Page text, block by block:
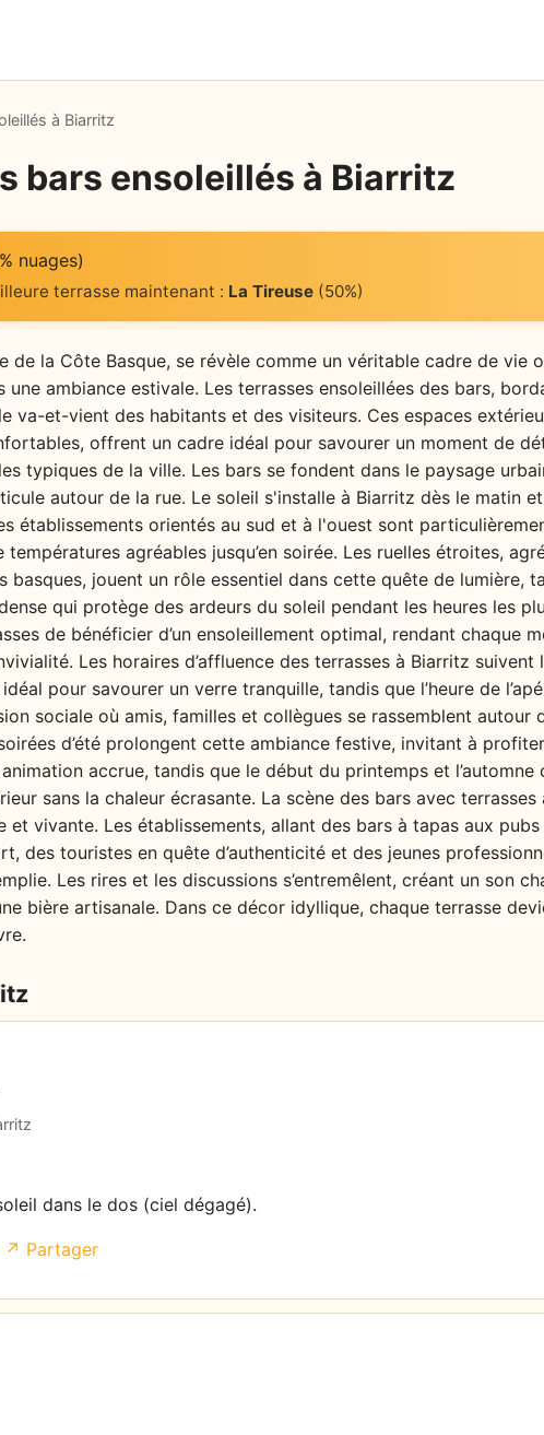
à Biarritz
bars ensoleillés à Biarritz
nuages)
terrasse maintenant : La Tireuse(50%)
de la Côte Basque, se révèle comme un véritable cadre de vie
ambiance estivale. Les terrasses ensoleillées des bars,
va-et-vient des habitants et des visiteurs. Ces espaces
offrent un cadre idéal pour savourer un moment de
typiques de la ville. Les bars se fondent dans le paysage
autour de la rue. Le soleil s'installe à Biarritz dès le matin
établissements orientés au sud et à l'ouest sont
températures agréables jusqu’en soirée. Les ruelles étroites,
basques, jouent un rôle essentiel dans cette quête de lumière,
qui protège des ardeurs du soleil pendant les heures les
de bénéficier d’un ensoleillement optimal, rendant chaque
Les horaires d’affluence des terrasses à Biarritz suivent
pour savourer un verre tranquille, tandis que l’heure de
sociale où amis, familles et collègues se rassemblent autour
d’été prolongent cette ambiance festive, invitant à
accrue, tandis que le début du printemps et
sans la chaleur écrasante. La scène des bars avec
et vivante. Les établissements, allant des bars à tapas aux
des touristes en quête d’authenticité et des jeunes
Les rires et les discussions s’entremêlent, créant un son
bière artisanale. Dans ce décor idyllique, chaque terrasse
dans le dos (ciel dégagé).
↗ Partager